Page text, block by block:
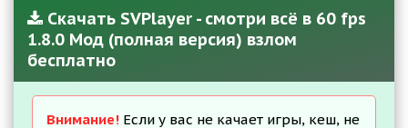
Скачать SVPlayer - смотри всё в 60 fps
1.8.0 Мод (полная версия) взлом
бесплатно
Внимание! Если у вас не качает игры, кеш, не